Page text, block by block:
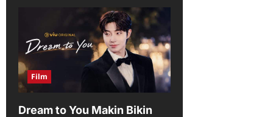
Film
Dream to You Makin Bikin